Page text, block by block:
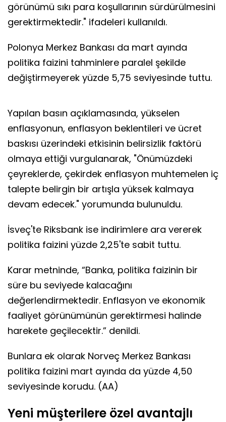
görünümü sıkı para koşullarının sürdürülmesini
gerektirmektedir." ifadeleri kullanıldı.
Polonya Merkez Bankası da mart ayında
politika faizini tahminlere paralel şekilde
değiştirmeyerek yüzde 5,75 seviyesinde tuttu.
Yapılan basın açıklamasında, yükselen
enflasyonun, enflasyon beklentileri ve ücret
baskısı üzerindeki etkisinin belirsizlik faktörü
olmaya ettiği vurgulanarak, "Önümüzdeki
çeyreklerde, çekirdek enflasyon muhtemelen iç
talepte belirgin bir artışla yüksek kalmaya
devam edecek." yorumunda bulunuldu.
İsveç'te Riksbank ise indirimlere ara vererek
politika faizini yüzde 2,25'te sabit tuttu.
Karar metninde, “Banka, politika faizinin bir
süre bu seviyede kalacağını
değerlendirmektedir. Enflasyon ve ekonomik
faaliyet görünümünün gerektirmesi halinde
harekete geçilecektir.” denildi.
Bunlara ek olarak Norveç Merkez Bankası
politika faizini mart ayında da yüzde 4,50
seviyesinde korudu. (AA)
Yeni müşterilere özel avantajlı